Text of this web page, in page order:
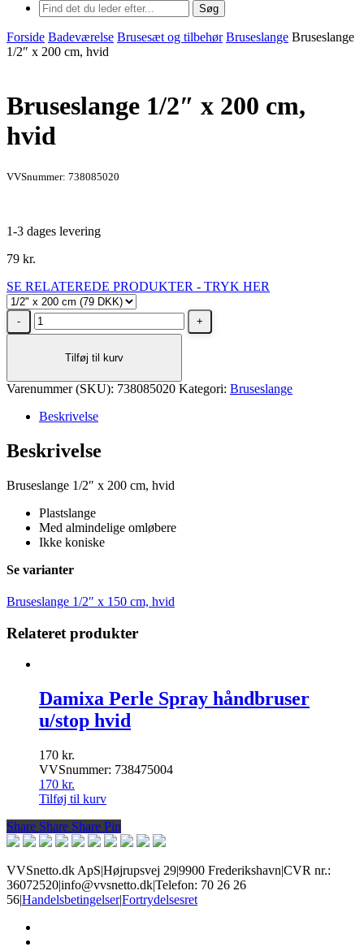
Søg
Forside Badeværelse Brusesæt og tilbehør Bruseslange Bruseslange
1/2″ x 200 cm, hvid
Bruseslange 1/2″ x 200 cm,
hvid
VVSnummer: 738085020
1-3 dages levering
79 kr.
SE RELATEREDE PRODUKTER - TRYK HER
Bruseslange
1/2"
hvid
Tilføj til kurv
Varenummer (SKU): 738085020 Kategori: Bruseslange
Beskrivelse
Beskrivelse
Bruseslange 1/2″ x 200 cm, hvid
Plastslange
Med almindelige omløbere
Ikke koniske
Se varianter
Bruseslange 1/2″ x 150 cm, hvid
Relateret produkter
Damixa Perle Spray håndbruser
u/stop hvid
170 kr.
VVSnummer: 738475004
170 kr.
Tilføj til kurv
Share
Share Share Share Pin
VVSnetto.dk ApS|Højrupsvej 29|9900 Frederikshavn|CVR nr.:
36072520|info@vvsnetto.dk|Telefon: 70 26 26
56|Handelsbetingelser|Fortrydelsesret